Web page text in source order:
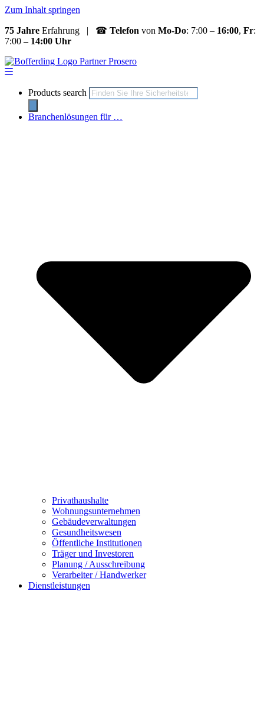
Zum Inhalt springen
75 Jahre Erfahrung | ☎ Telefon von Mo-Do: 7:00 – 16:00, Fr:
7:00– 14:00 Uhr
Products search
Branchenlösungen für …
Privathaushalte
Wohnungsunternehmen
Gebäudeverwaltungen
Gesundheitswesen
Öffentliche Institutionen
Träger und Investoren
Planung / Ausschreibung
Verarbeiter / Handwerker
Dienstleistungen